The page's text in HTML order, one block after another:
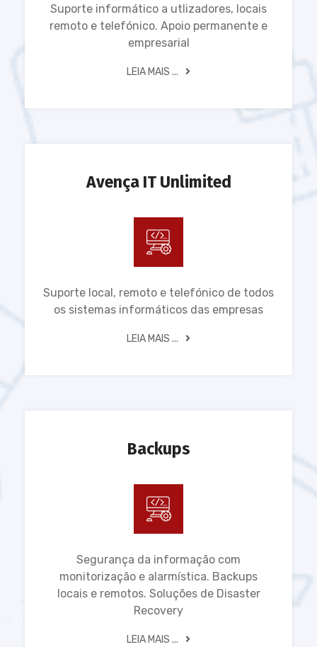
Suporte informático a utlizadores, locais
remoto e telefónico. Apoio permanente e
empresarial
LEIA MAIS ...
Avença IT Unlimited
Suporte local, remoto e telefónico de todos
os sistemas informáticos das empresas
LEIA MAIS ...
Backups
Segurança da informação com
monitorização e alarmística. Backups
locais e remotos. Soluções de Disaster
Recovery
LEIA MAIS ...